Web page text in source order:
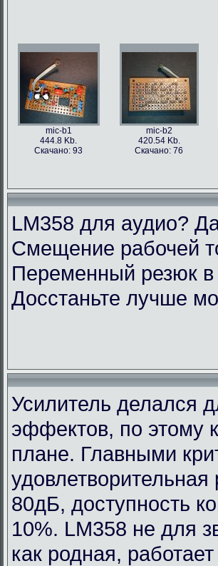
mic-b1
444.8 Kb.
Скачано: 93
mic-b2
420.54 Kb.
Скачано: 76
LM358 для аудио?
Смещение рабочей
Переменный резюк
Досстаньте лучше
Усилитель делался
эффектов, по этому
плане. Главными
80дБ, доступность
10%. LM358 не для
как родная,